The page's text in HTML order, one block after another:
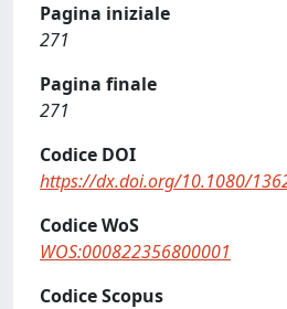
Pagina iniziale
271
Pagina finale
271
Codice DOI
https://dx.doi.org/10.1080/
Codice WoS
WOS:000822356800001
Codice Scopus